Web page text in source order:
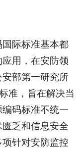
际标准基本都
用，在安防领
部第一研究所
准，旨在解决当
码标准不统一
乏和信息安全
针对安防监控